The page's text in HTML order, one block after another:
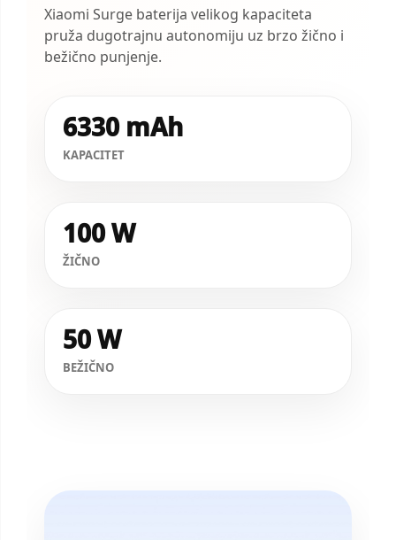
Xiaomi Surge baterija velikog kapaciteta
pruža dugotrajnu autonomiju uz brzo žično i
bežično punjenje.
6330 mAh
KAPACITET
100 W
ŽIČNO
50 W
BEŽIČNO